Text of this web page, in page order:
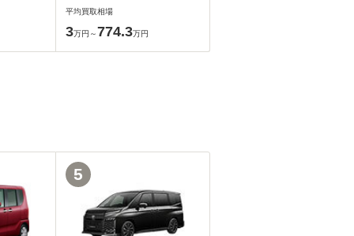
平均買取相場
3万円～774.3万円
5